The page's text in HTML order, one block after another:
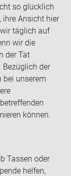
so glücklich
ihre Ansicht hier
täglich auf
wir die
der Tat
Bezüglich der
bei unserem
können.
Tas­sen oder
hel­fen,